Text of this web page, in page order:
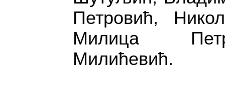
Петровић,
Милица
Милићевић.